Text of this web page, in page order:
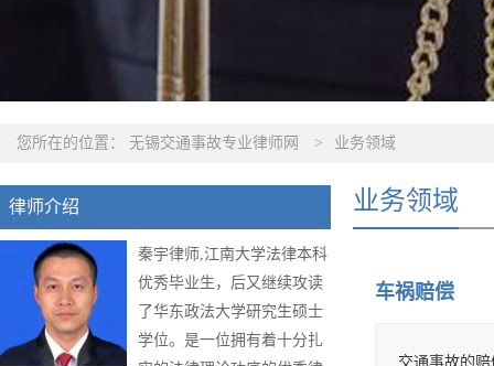
您所在的位置： 无锡交通事故专业律师网 > 业务领域
律师介绍
秦宇律师,江南大学法律本科
优秀毕业生，后又继续攻读
了华东政法大学研究生硕士
学位。是一位拥有着十分扎
业务领域
车祸赔偿
交通事故的